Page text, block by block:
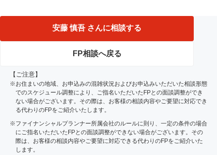
立区、三鷹市、調布市、府中市、小金井市、昭島市、日野
市、武蔵野市
安藤 慎吾 さんに相談する
FP相談へ戻る
【ご注意】
※お住まいの地域、お申込みの混雑状況およびお申込みいただいた相談形態
でのスケジュール調整により、ご指名いただいたFPとの面談調整ができ
ない場合がございます。その際は、お客様の相談内容やご要望に対応でき
る代わりのFPをご紹介いたします。
※ファイナンシャルプランナー所属会社のルールに則り、一定の条件の場合
にご指名いただいたFPとの面談調整ができない場合がございます。その
際は、お客様の相談内容やご要望に対応できる代わりのFPをご紹介いた
します。